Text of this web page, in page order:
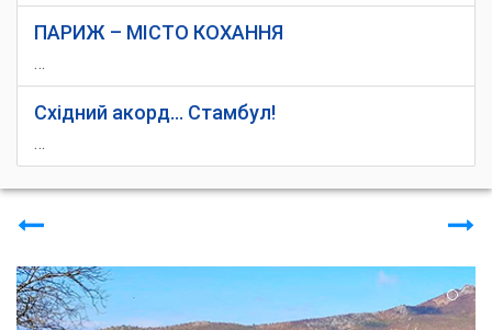
ПАРИЖ – МІСТО КОХАННЯ
…
Східний акорд... Стамбул!
…